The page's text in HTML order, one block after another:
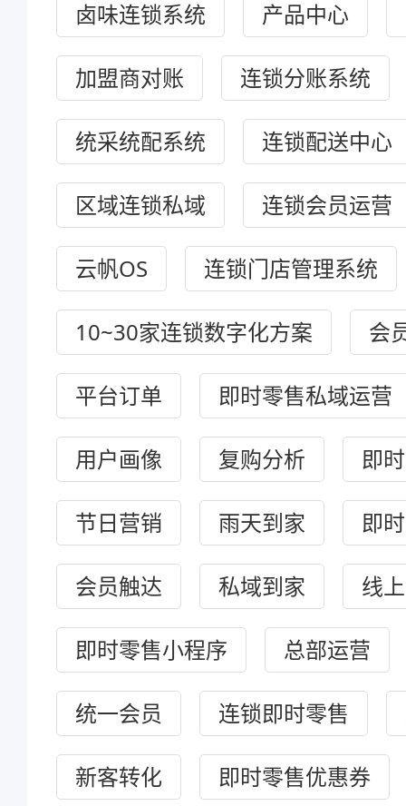
卤味连锁系统 产品中心
加盟商对账 连锁分账系统
统采统配系统 连锁配送中心
区域连锁私域 连锁会员运营
云帆OS 连锁门店管理系统
10~30家连锁数字化方案 会
平台订单 即时零售私域运营
用户画像 复购分析 即
节日营销 雨天到家 即
会员触达 私域到家 线
即时零售小程序 总部运营
统一会员 连锁即时零售
新客转化 即时零售优惠券